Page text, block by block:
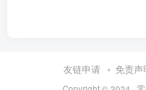
友链申请 免责声